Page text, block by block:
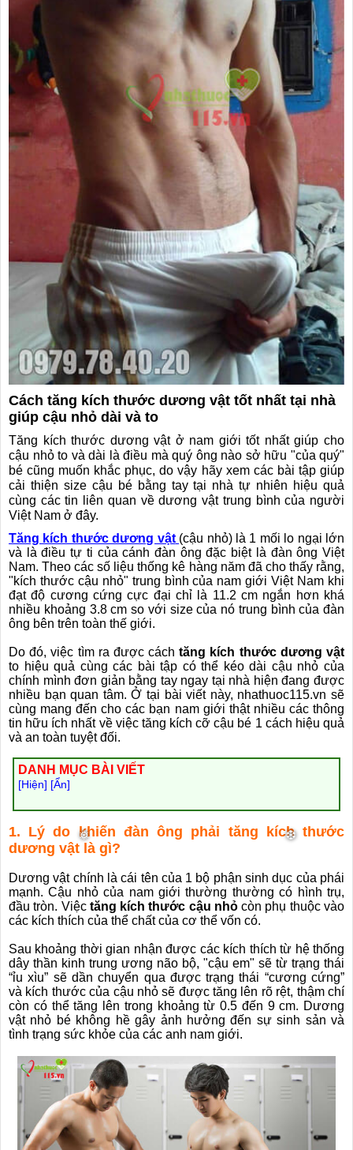
Cách tăng kích thước dương vật tốt nhất tại nhà
giúp cậu nhỏ dài và to
Tăng kích thước dương vật ở nam giới tốt nhất giúp cho
cậu nhỏ to và dài là điều mà quý ông nào sở hữu "của quý"
bé cũng muốn khắc phục, do vậy hãy xem các bài tập giúp
cải thiện size cậu bé bằng tay tại nhà tự nhiên hiệu quả
cùng các tin liên quan về dương vật trung bình của người
Việt Nam ở đây.
Tăng kích thước dương vật (cậu nhỏ) là 1 mối lo ngại lớn
và là điều tự ti của cánh đàn ông đặc biệt là đàn ông Việt
Nam. Theo các số liệu thống kê hàng năm đã cho thấy rằng,
"kích thước cậu nhỏ" trung bình của nam giới Việt Nam khi
đạt độ cương cứng cực đại chỉ là 11.2 cm ngắn hơn khá
nhiều khoảng 3.8 cm so với size của nó trung bình của đàn
ông bên trên toàn thế giới.
Do đó, việc tìm ra được cáchtăng kích thước dương vật
to hiệu quả cùng các bài tập có thể kéo dài cậu nhỏ của
chính mình đơn giản bằng tay ngay tại nhà hiện đang được
nhiều bạn quan tâm. Ở tại bài viết này, nhathuoc115.vn sẽ
cùng mang đến cho các bạn nam giới thật nhiều các thông
tin hữu ích nhất về việc tăng kích cỡ cậu bé 1 cách hiệu quả
và an toàn tuyệt đối.
DANH MỤC BÀI VIẾT
[Hiện] [Ẩn]
1. Lý do khiến đàn ông phải tăng kích thước
dương vật là gì?
Dương vật chính là cái tên của 1 bộ phận sinh dục của phái
mạnh. Cậu nhỏ của nam giới thường thường có hình trụ,
đầu tròn. Việc tăng kích thước cậu nhỏcòn phụ thuộc vào
các kích thích của thể chất của cơ thể vốn có.
Sau khoảng thời gian nhận được các kích thích từ hệ thống
dây thần kinh trung ương não bộ, "cậu em" sẽ từ trạng thái
“ỉu xìu” sẽ dần chuyển qua được trạng thái “cương cứng”
và kích thước của cậu nhỏ sẽ được tăng lên rõ rệt, thậm chí
còn có thể tăng lên trong khoảng từ 0.5 đến 9 cm. Dương
vật nhỏ bé không hề gây ảnh hưởng đến sự sinh sản và
tình trạng sức khỏe của các anh nam giới.
❅